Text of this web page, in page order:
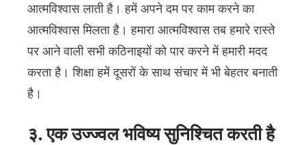
आत्मविश्वास लाती है। हमें अपने दम पर काम करने का
आत्मविश्वास मिलता है। हमारा आत्मविश्वास तब हमारे रास्ते
पर आने वाली सभी कठिनाइयों को पार करने में हमारी मदद
करता है। शिक्षा हमें दूसरों के साथ संचार में भी बेहतर बनाती
है।
३. एक उज्ज्वल भविष्य सुनिश्चित करती है